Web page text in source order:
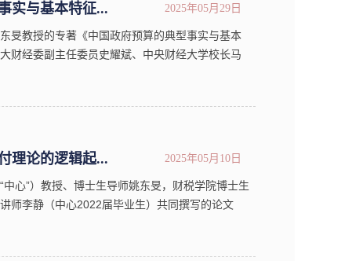
实与基本特征... 2025年05月29日
旻教授的专著《中国政府预算的典型事实与基本
财经委副主任委员史耀斌、中央财经大学校长马
理论的逻辑起... 2025年05月10日
心”）教授、博士生导师姚东旻，财税学院博士生
师李静（中心2022届毕业生）共同撰写的论文